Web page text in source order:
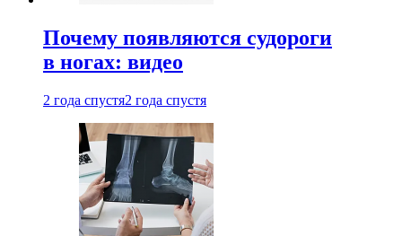
Почему появляются судороги
в ногах: видео
2 года спустя2 года спустя